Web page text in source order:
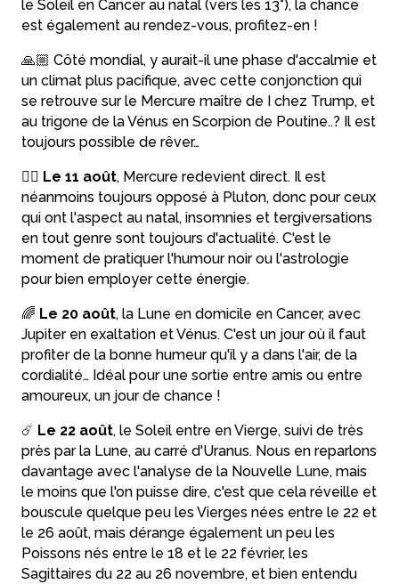
le Soleil en Cancer au natal (vers les 13°), la chance
est également au rendez-vous, profitez-en !
🙏🏼 Côté mondial, y aurait-il une phase d'accalmie et
un climat plus pacifique, avec cette conjonction qui
se retrouve sur le Mercure maître de I chez Trump, et
au trigone de la Vénus en Scorpion de Poutine..? Il est
toujours possible de rêver…
😵‍💫 Le 11 août, Mercure redevient direct. Il est
néanmoins toujours opposé à Pluton, donc pour ceux
qui ont l'aspect au natal, insomnies et tergiversations
en tout genre sont toujours d'actualité. C'est le
moment de pratiquer l'humour noir ou l'astrologie
pour bien employer cette énergie.
🌈 Le 20 août, la Lune en domicile en Cancer, avec
Jupiter en exaltation et Vénus. C'est un jour où il faut
profiter de la bonne humeur qu'il y a dans l'air, de la
cordialité… Idéal pour une sortie entre amis ou entre
amoureux, un jour de chance !
☄️ Le 22 août, le Soleil entre en Vierge, suivi de très
près par la Lune, au carré d'Uranus. Nous en reparlons
davantage avec l'analyse de la Nouvelle Lune, mais
le moins que l'on puisse dire, c'est que cela réveille et
bouscule quelque peu les Vierges nées entre le 22 et
le 26 août, mais dérange également un peu les
Poissons nés entre le 18 et le 22 février, les
Sagittaires du 22 au 26 novembre, et bien entendu